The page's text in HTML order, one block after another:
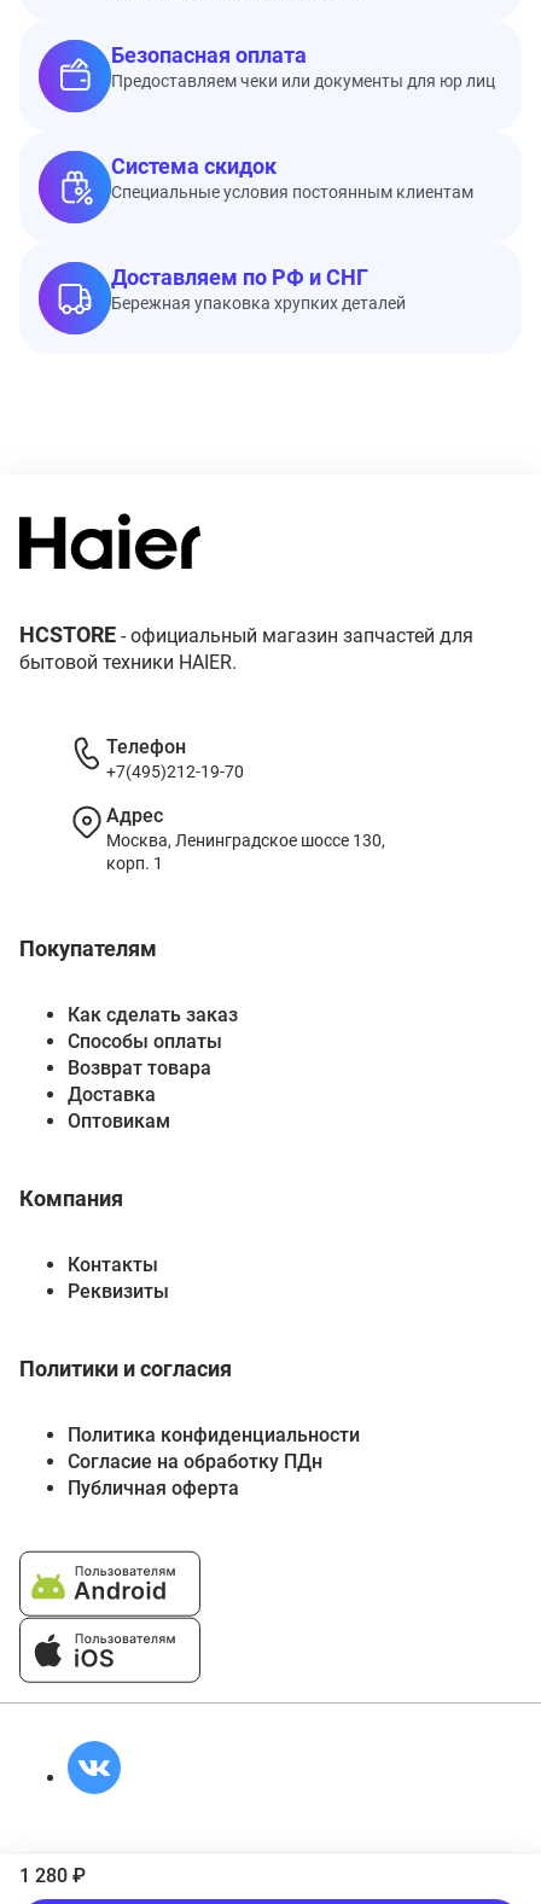
Безопасная оплата
Предоставляем чеки или документы для юр лиц
Система скидок
Специальные условия постоянным клиентам
Доставляем по РФ и СНГ
Бережная упаковка хрупких деталей
1 280 ₽
HCSTORE - официальный магазин запчастей для
бытовой техники HAIER.
Покупателям
Как сделать заказ
Способы оплаты
Возврат товара
Доставка
Оптовикам
Компания
Контакты
Реквизиты
Политики и согласия
Политика конфиденциальности
Согласие на обработку ПДн
Публичная оферта
Телефон
+7(495)212-19-70
Адрес
Москва, Ленинградское шоссе 130,
корп. 1